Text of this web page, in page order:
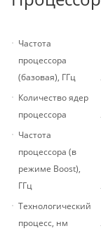
Частота
процессора
(базовая), ГГц
Количество ядер
процессора
Частота
процессора (в
режиме Boost),
ГГц
Технологический
процесс, нм